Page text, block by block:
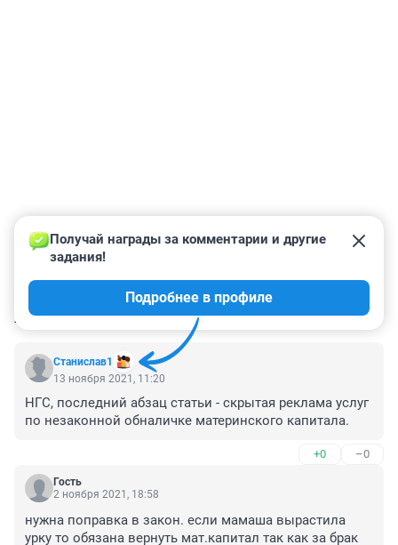
КОММЕНТАРИИ 7
Станислав1
Получай награды за комментарии и другие
задания!
Подробнее в профиле
13 ноября 2021, 11:20
НГС, последний абзац статьи - скрытая реклама услуг
по незаконной обналичке материнского капитала.
+0 –0
Гость
2 ноября 2021, 18:58
нужна поправка в закон. если мамаша вырастила
урку то обязана вернуть мат.капитал так как за брак